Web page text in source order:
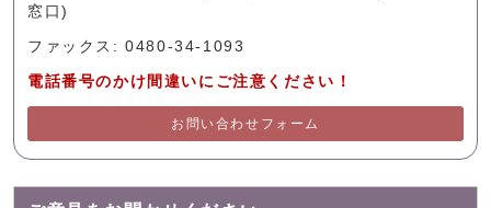
窓口)
ファックス: 0480-34-1093
電話番号のかけ間違いにご注意ください！
お問い合わせフォーム